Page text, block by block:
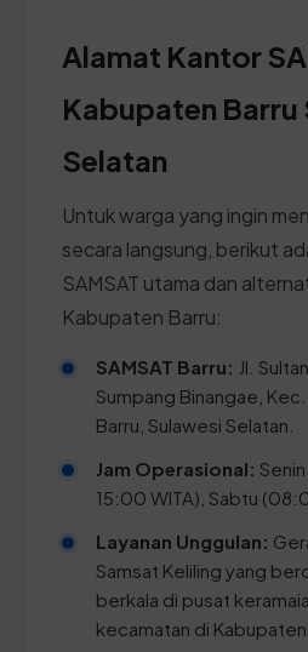
Alamat Kantor
Kabupaten Barru
Selatan
Untuk warga yang ingin
secara langsung, berikut
SAMSAT utama dan
Kabupaten Barru:
SAMSAT Barru: Jl.
Sumpang Binangae,
Barru, Sulawesi Selatan.
Jam Operasional:
15:00 WITA), Sabtu
Layanan Unggulan:
Samsat Keliling yang
berkala di pusat
kecamatan di Kabupaten